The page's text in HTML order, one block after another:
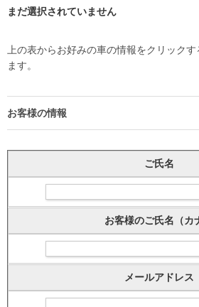
まだ選択されていません
上の表からお好みの車の情報をクリック
ます。
お客様の情報
ご氏名
お客様のご氏名（カ
メールアドレス